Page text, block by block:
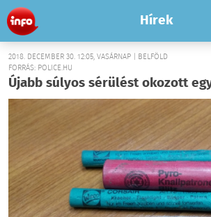
Hírek
2018. DECEMBER 30. 12:05, VASÁRNAP | BELFÖLD
FORRÁS: POLICE.HU
Újabb súlyos sérülést okozott